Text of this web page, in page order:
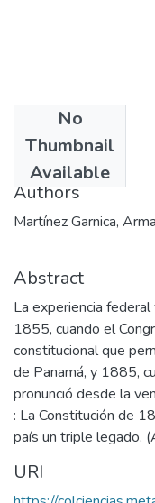
No
Thumbnail
Available
2002-12
Authors
Martínez Garnica,
Abstract
La experiencia
1855, cuando el
constitucional que
de Panamá, y 1885,
pronunció desde la
: La Constitución de
país un triple legado.
URI